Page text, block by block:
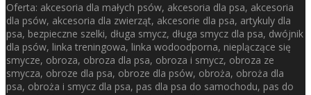
Oferta: akcesoria dla małych psów, akcesoria dla psa, akcesoria
dla psów, akcesoria dla zwierząt, akcesorie dla psa, artykuly dla
psa, bezpieczne szelki, długa smycz, długa smycz dla psa, dwójnik
dla psów, linka treningowa, linka wodoodporna, nieplączące się
smycze, obroza, obroza dla psa, obroza i smycz, obroza ze
smycza, obroze dla psa, obroze dla psów, obroża, obroża dla
psa, obroża i smycz dla psa, pas dla psa do samochodu, pas do